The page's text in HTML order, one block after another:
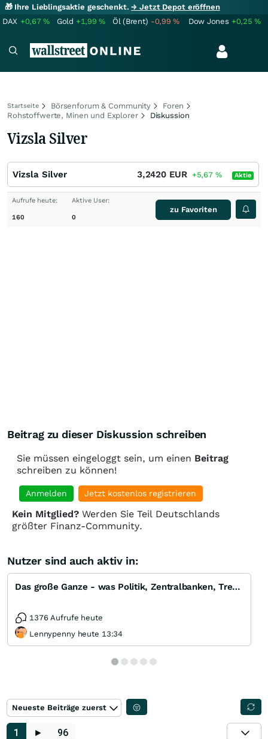
🎁 Ihre Lieblingsaktie geschenkt.→ Jetzt Depot eröffnen
DAX +0,67% Gold +1,99% Öl (Brent) -0,99% Dow Jones +0,25%
Startseite Börsenforum & Community
Foren
Rohstoffwerte, Minen und Explorer
Diskussion
Vizsla Silver
Vizsla Silver 3,2420 EUR +5,67 % Aktie
Aufrufe heute:
160
Aktive User:
0
zu Favoriten
Beitrag zu dieser Diskussion schreiben
Sie müssen eingeloggt sein, um einen Beitrag
schreiben zu können!
Anmelden Jetzt kostenlos registrieren
Kein Mitglied? Werden Sie Teil Deutschlands
größter Finanz-Community.
Nutzer sind auch aktiv in:
Das große Ganze - was Politik, Zentralbanken, Trends, Medien und Gesellschaft mit Aktien, Rohstoffen
1376 Aufrufe heute
Lennypenny heute 13:34
Neueste Beiträge zuerst
1 ► 96